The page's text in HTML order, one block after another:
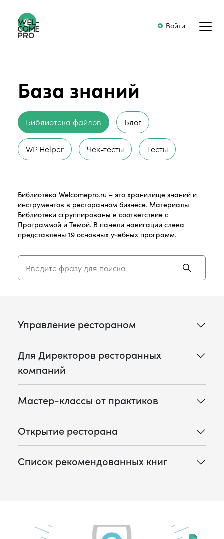
Войти
База знаний
Библиотека файлов Блог
WP Helper Чек-тесты Тесты
Библиотека Welcomepro.ru – это хранилище знаний и
инструментов в ресторанном бизнесе. Материалы
Библиотеки сгруппированы в соответствие с
Программой и Темой. В панели навигации слева
представлены 19 основных учебных программ.
Управление рестораном
Для Директоров ресторанных
компаний
Мастер-классы от практиков
Открытие ресторана
Список рекомендованных книг